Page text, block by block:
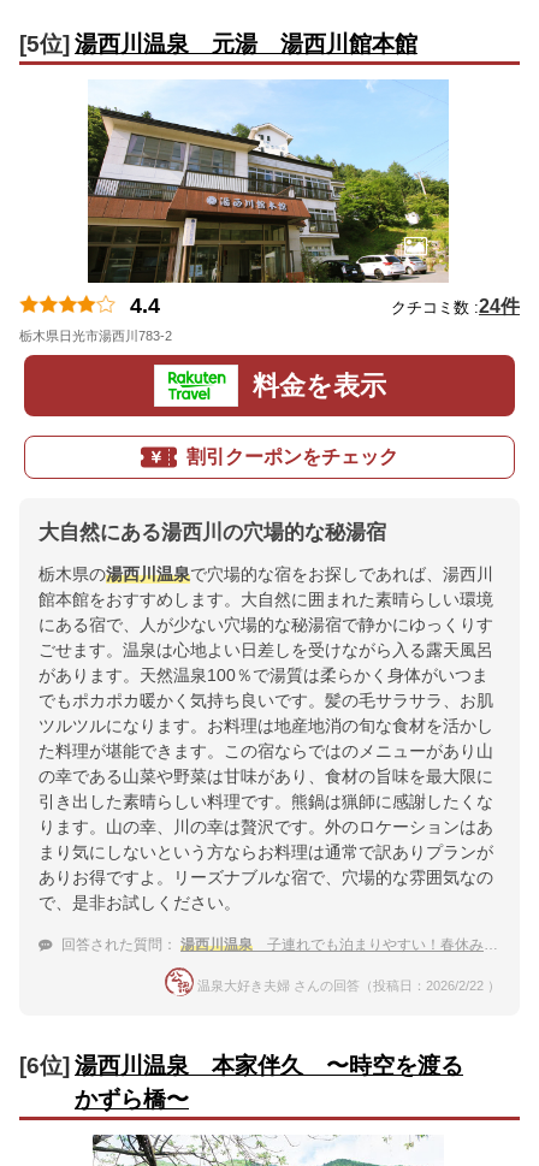
[5位] 湯西川温泉 元湯 湯西川館本館
4.4 クチコミ数 :24件
栃木県日光市湯西川783-2
料金を表示
割引クーポンをチェック
大自然にある湯西川の穴場的な秘湯宿
栃木県の湯西川温泉で穴場的な宿をお探しであれば、湯西川
館本館をおすすめします。大自然に囲まれた素晴らしい環境
にある宿で、人が少ない穴場的な秘湯宿で静かにゆっくりす
ごせます。温泉は心地よい日差しを受けながら入る露天風呂
があります。天然温泉100％で湯質は柔らかく身体がいつま
でもポカポカ暖かく気持ち良いです。髪の毛サラサラ、お肌
ツルツルになります。お料理は地産地消の旬な食材を活かし
た料理が堪能できます。この宿ならではのメニューがあり山
の幸である山菜や野菜は甘味があり、食材の旨味を最大限に
引き出した素晴らしい料理です。熊鍋は猟師に感謝したくな
ります。山の幸、川の幸は贅沢です。外のロケーションはあ
まり気にしないという方ならお料理は通常で訳ありプランが
ありお得ですよ。リーズナブルな宿で、穴場的な雰囲気なの
で、是非お試しください。
回答された質問： 湯西川温泉 子連れでも泊まりやすい！春休みにおすすめな穴場な宿は？
温泉大好き夫婦 さんの回答（投稿日：2026/2/22 ）
[6位] 湯西川温泉 本家伴久 〜時空を渡る
かずら橋〜